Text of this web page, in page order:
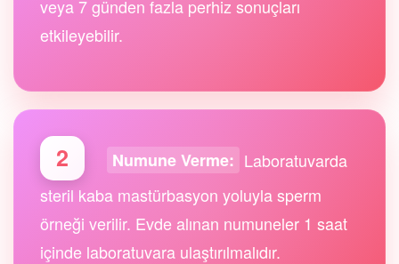
veya 7 günden fazla perhiz sonuçları
etkileyebilir.
2 Numune Verme: Laboratuvarda
steril kaba mastürbasyon yoluyla sperm
örneği verilir. Evde alınan numuneler 1 saat
içinde laboratuvara ulaştırılmalıdır.